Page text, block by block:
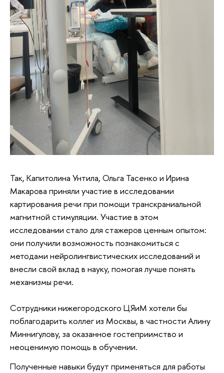
Так, Капитолина Унтила, Ольга Тасенко и Ирина
Макарова приняли участие в исследовании
картирования речи при помощи транскраниальной
магнитной стимуляции. Участие в этом
исследовании стало для стажеров ценным опытом:
они получили возможность познакомиться с
методами нейролингвистических исследований и
внесли свой вклад в науку, помогая лучше понять
механизмы речи.
Сотрудники нижегородского ЦЯиМ хотели бы
поблагодарить коллег из Москвы, в частности Алину
Миннигулову, за оказанное гостеприимство и
неоценимую помощь в обучении.
Полученные навыки будут применяться для работы